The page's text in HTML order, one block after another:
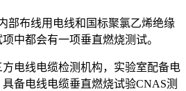
部布线用电线和国标聚氯乙烯绝缘
中都会有一项垂直燃烧测试。
电线电缆检测机构，实验室配备电
备电线电缆垂直燃烧试验CNAS测